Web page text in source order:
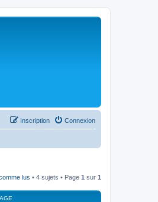
Connexion
Inscription
lus • 4 sujets • Page 1 sur 1